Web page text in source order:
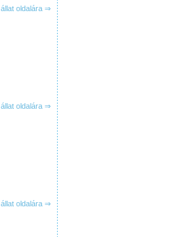
oldalára ⇒
oldalára ⇒
oldalára ⇒